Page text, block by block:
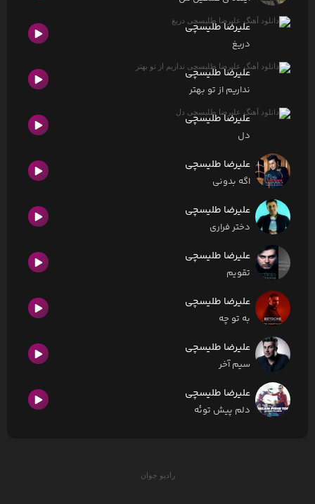
علیرضا طلیسچی
دریغ
علیرضا طلیسچی
نداریم از تو بهتر
علیرضا طلیسچی
دل
علیرضا طلیسچی
اگه بدونی
علیرضا طلیسچی
دختر فراری
علیرضا طلیسچی
تقویم
علیرضا طلیسچی
به تو چه
علیرضا طلیسچی
سیم آخر
علیرضا طلیسچی
دلم پیش توئه
رادیو جوان